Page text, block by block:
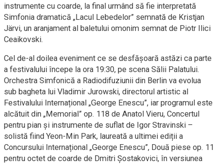
instrumente cu coarde, la final urmând să fie interpretată
Simfonia dramatică „Lacul Lebedelor” semnată de Kristjan
Järvi, un aranjament al baletului omonim semnat de Piotr Ilici
Ceaikovski.
Cel de-al doilea eveniment ce se desfășoară astăzi ca parte
a festivalului începe la ora 19:30, pe scena Sălii Palatului.
Orchestra Simfonică a Radiodifuziunii din Berlin va evolua
sub bagheta lui Vladimir Jurowski, directorul artistic al
Festivalului Internațional „George Enescu”, iar programul este
alcătuit din „Memorial” op. 118 de Anatol Vieru, Concertul
pentru pian și instrumente de suflat de Igor Stravinski –
solistă fiind Yeon-Min Park, laureată a ultimei ediții a
Concursului Internațional „George Enescu”, Două piese op. 11
pentru octet de coarde de Dmitri Șostakovici, în versiunea